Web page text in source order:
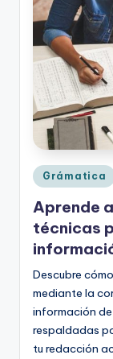
o
rt
o
g
r
a
fí
a
y
e
d
u
c
Publicado
en
Grámatica
Aprende
técnicas
Descubre
mediante la
información
respaldadas
tu redacción